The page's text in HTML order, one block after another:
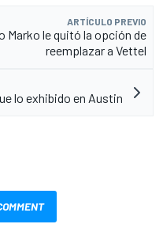
ARTÍCULO PREVIO
Marko le quitó la opción de
reemplazar a Vettel
lo exhibido en Austin